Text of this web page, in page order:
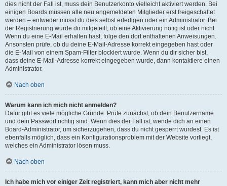
dies nicht der Fall ist, muss dein Benutzerkonto vielleicht aktiviert werden. Bei
einigen Boards müssen alle neu angemeldeten Mitglieder erst freigeschaltet
werden – entweder musst du dies selbst erledigen oder ein Administrator. Bei
der Registrierung wurde dir mitgeteilt, ob eine Aktivierung nötig ist oder nicht.
Wenn du eine E-Mail erhalten hast, folge den dort enthaltenen Anweisungen.
Ansonsten prüfe, ob du deine E-Mail-Adresse korrekt eingegeben hast oder
die E-Mail von einem Spam-Filter blockiert wurde. Wenn du dir sicher bist,
dass deine E-Mail-Adresse korrekt eingegeben wurde, dann kontaktiere einen
Administrator.
Nach oben
Warum kann ich mich nicht anmelden?
Dafür gibt es viele mögliche Gründe. Prüfe zunächst, ob dein Benutzername
und dein Passwort richtig sind. Wenn dies der Fall ist, wende dich an einen
Board-Administrator, um sicherzugehen, dass du nicht gesperrt wurdest. Es ist
ebenfalls möglich, dass ein Konfigurationsproblem mit der Website vorliegt,
welches ein Administrator lösen muss.
Nach oben
Ich habe mich vor einiger Zeit registriert, kann mich aber nicht mehr